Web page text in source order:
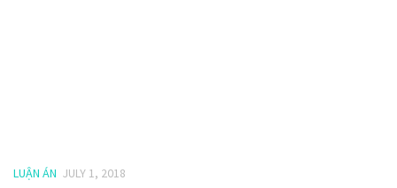
LUẬN ÁN JULY 1, 2018